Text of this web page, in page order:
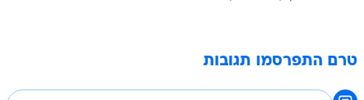
טרם התפרסמו תגובות